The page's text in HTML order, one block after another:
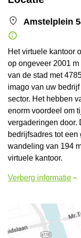
Amstelplein
Het virtuele kantoor
op ongeveer 2001
van de stad met
imago van uw
sector. Het hebben
enorm voordeel om
vergaderingen door.
bedrijfsadres tot
wandeling van 194
virtuele kantoor.
Verberg informatie